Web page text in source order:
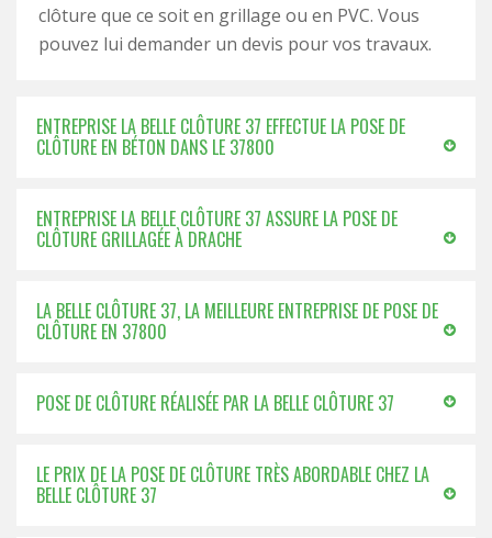
clôture que ce soit en grillage ou en PVC. Vous
pouvez lui demander un devis pour vos travaux.
ENTREPRISE LA BELLE CLÔTURE 37 EFFECTUE LA POSE DE
CLÔTURE EN BÉTON DANS LE 37800
ENTREPRISE LA BELLE CLÔTURE 37 ASSURE LA POSE DE
CLÔTURE GRILLAGÉE À DRACHE
LA BELLE CLÔTURE 37, LA MEILLEURE ENTREPRISE DE POSE DE
CLÔTURE EN 37800
POSE DE CLÔTURE RÉALISÉE PAR LA BELLE CLÔTURE 37
LE PRIX DE LA POSE DE CLÔTURE TRÈS ABORDABLE CHEZ LA
BELLE CLÔTURE 37